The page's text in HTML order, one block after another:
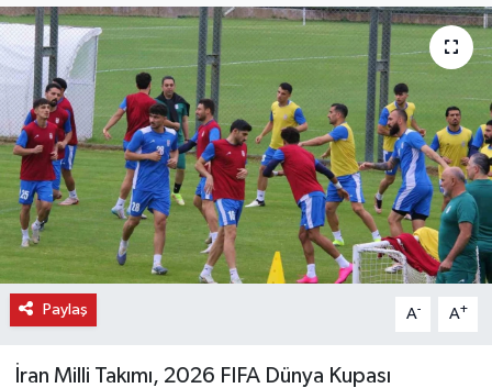
Paylaş A- A+
İran Milli Takımı, 2026 FIFA Dünya Kupası